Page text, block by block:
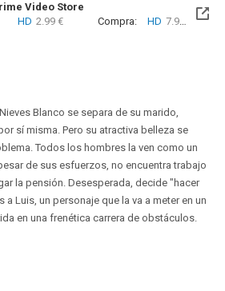
Video Store
HD 2.99 € Compra: HD 7.99 €
Blanco se separa de su marido,
sí misma. Pero su atractiva belleza se
Todos los hombres la ven como un
de sus esfuerzos, no encuentra trabajo
la pensión. Desesperada, decide "hacer
a Luis, un personaje que la va a meter en un
en una frenética carrera de obstáculos.